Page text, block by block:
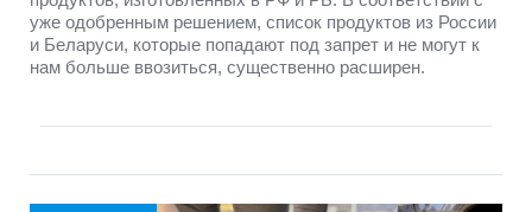
уже одобренным решением, список продуктов из России
и Беларуси, которые попадают под запрет и не могут к
нам больше ввозиться, существенно расширен.